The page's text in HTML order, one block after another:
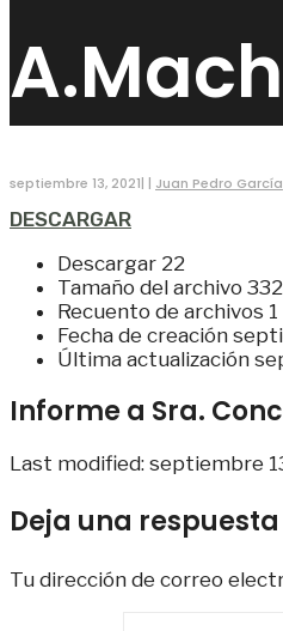
septiembre 13, 2021| | Juan Pedro García
DESCARGAR
Descargar 22
Tamaño del archivo
Recuento de archivos 1
Fecha de creación
Última actualización
Informe a Sra.
Last modified: septiembre
Deja una respuesta
Tu dirección de correo